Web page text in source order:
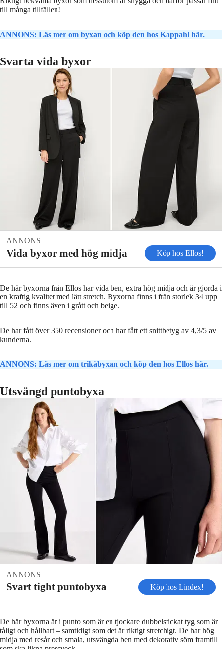
till många tillfällen!
ANNONS: Läs mer om byxan och köp den hos Kappahl här.
Svarta vida byxor
ANNONS
Vida byxor med hög midja Köp hos Ellos!
De här byxorna från Ellos har vida ben, extra hög midja och är gjorda i
en kraftig kvalitet med lätt stretch. Byxorna finns i från storlek 34 upp
till 52 och finns även i grått och beige.
De har fått över 350 recensioner och har fått ett snittbetyg av 4,3/5 av
kunderna.
ANNONS: Läs mer om trikåbyxan och köp den hos Ellos här.
Utsvängd puntobyxa
ANNONS
Svart tight puntobyxa Köp hos Lindex!
De här byxorna är i punto som är en tjockare dubbelstickat tyg som är
tåligt och hållbart – samtidigt som det är riktigt stretchigt. De har hög
midja med resår och smala, utsvängda ben med dekorativ söm framtill